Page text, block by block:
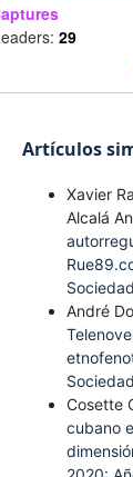
29
Artículos
Xavier
Alcalá
André
Cosette
cubano